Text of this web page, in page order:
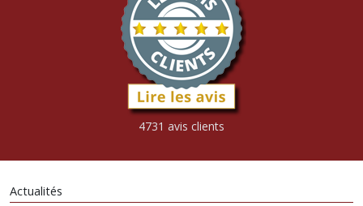
4731 avis clients
Actualités